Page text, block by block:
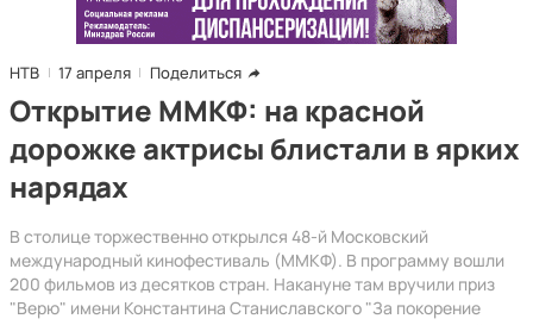
НТВ 17 апреля Поделиться
Открытие ММКФ: на красной
дорожке актрисы блистали в ярких
нарядах
В столице торжественно открылся 48-й Московский
международный кинофестиваль (ММКФ). В программу вошли
200 фильмов из десятков стран. Накануне там вручили приз
"Верю" имени Константина Станиславского "За покорение